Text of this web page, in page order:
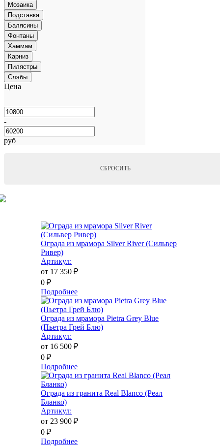
Мозаика
Подставка
Балясины
Фонтаны
Хаммам
Карниз
Пилястры
Слэбы
Цена
-
руб
СБРОСИТЬ
Ограда из мрамора Silver River (Сильвер
Ривер)
Артикул:
от 17 350 ₽
0 ₽
Подробнее
Ограда из мрамора Pietra Grey Blue
(Пьетра Грей Блю)
Артикул:
от 16 500 ₽
0 ₽
Подробнее
Ограда из гранита Real Blanco (Реал
Бланко)
Артикул:
от 23 900 ₽
0 ₽
Подробнее